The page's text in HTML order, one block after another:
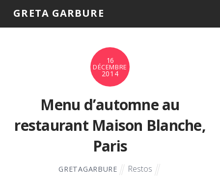
GRETA GARBURE
16
DÉCEMBRE
2014
Menu d’automne au
restaurant Maison Blanche,
Paris
GRETAGARBURE Restos